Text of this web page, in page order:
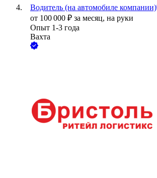
Водитель (на автомобиле компании)
от 100 000 ₽ за месяц, на руки
Опыт 1-3 года
Вахта